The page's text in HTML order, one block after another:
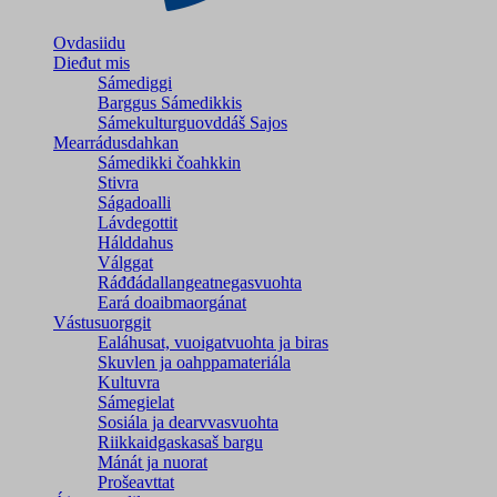
Ovdasiidu
Dieđut mis
Sámediggi
Barggus Sámedikkis
Sámekulturguovddáš Sajos
Mearrádusdahkan
Sámedikki čoahkkin
Stivra
Ságadoalli
Lávdegottit
Hálddahus
Válggat
Ráđđádallangeatnegas­vuohta
Eará doaibmaorgánat
Vástusuorggit
Ealáhusat, vuoigatvuohta ja biras
Skuvlen ja oahppamateriála
Kultuvra
Sámegielat
Sosiála ja dearvvasvuohta
Riikkaidgaskasaš bargu
Mánát ja nuorat
Prošeavttat